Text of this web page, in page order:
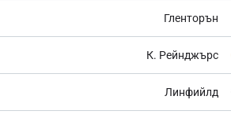
Гленторън
К. Рейнджърс
Линфийлд